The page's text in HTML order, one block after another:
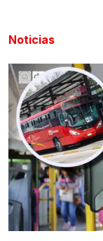
Noticias